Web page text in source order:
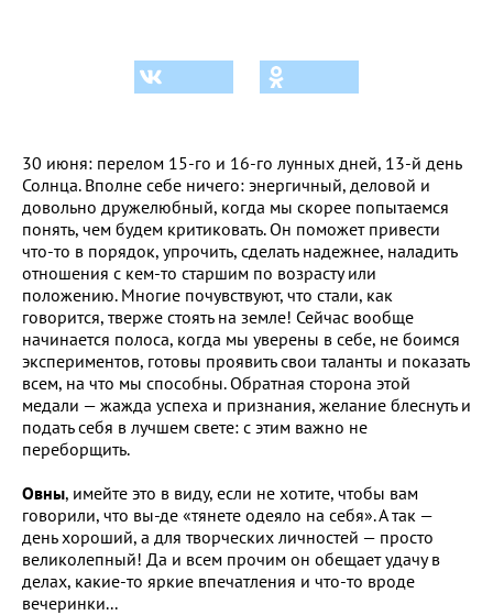
30 июня: перелом 15-го и 16-го лунных дней, 13-й день
Солнца. Вполне себе ничего: энергичный, деловой и
довольно дружелюбный, когда мы скорее попытаемся
понять, чем будем критиковать. Он поможет привести
что-то в порядок, упрочить, сделать надежнее, наладить
отношения с кем-то старшим по возрасту или
положению. Многие почувствуют, что стали, как
говорится, тверже стоять на земле! Сейчас вообще
начинается полоса, когда мы уверены в себе, не боимся
экспериментов, готовы проявить свои таланты и показать
всем, на что мы способны. Обратная сторона этой
медали — жажда успеха и признания, желание блеснуть и
подать себя в лучшем свете: с этим важно не
переборщить.
Овны, имейте это в виду, если не хотите, чтобы вам
говорили, что вы-де «тянете одеяло на себя». А так —
день хороший, а для творческих личностей — просто
великолепный! Да и всем прочим он обещает удачу в
делах, какие-то яркие впечатления и что-то вроде
вечеринки...